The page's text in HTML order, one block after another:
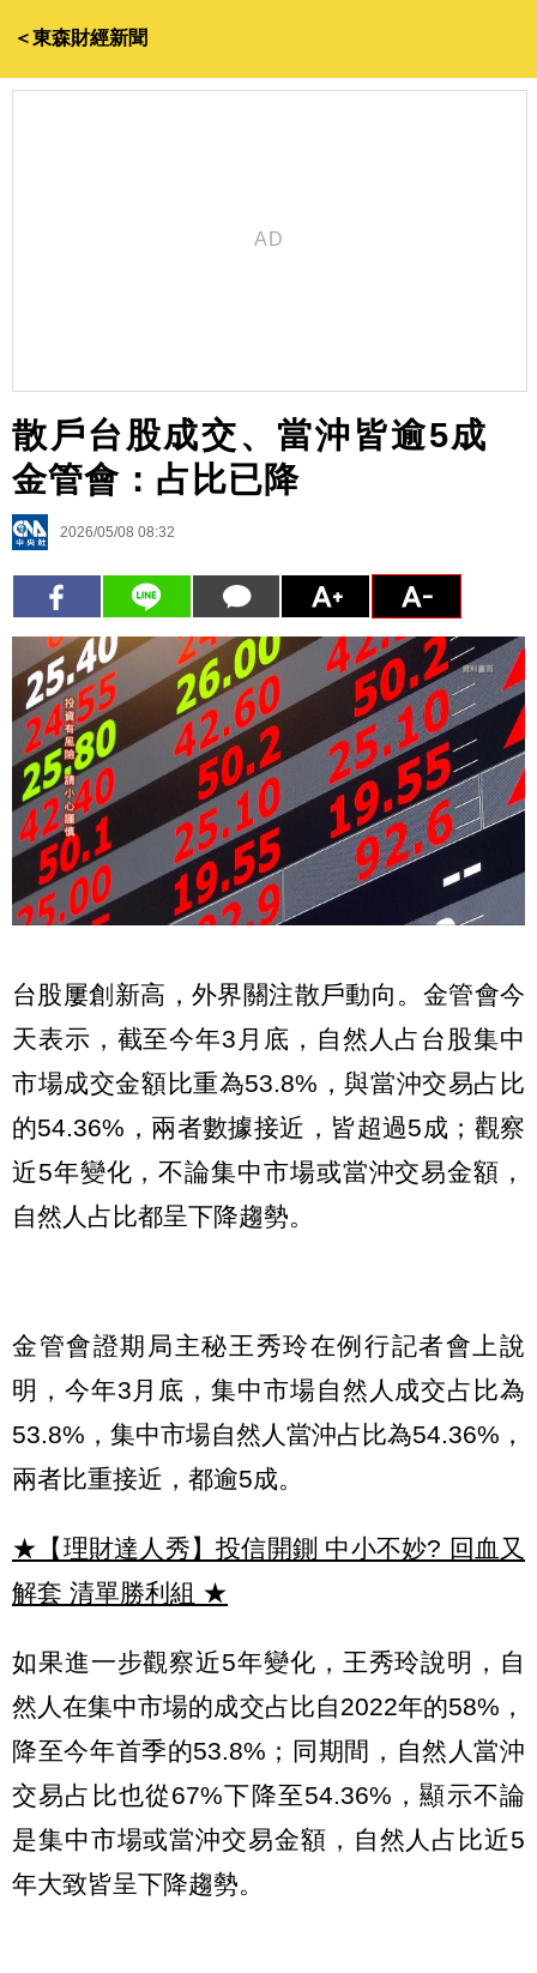
＜東森財經新聞
散戶台股成交、當沖皆逾5成
金管會：占比已降
2026/05/08 08:32
台股屢創新高，外界關注散戶動向。金管會今
天表示，截至今年3月底，自然人占台股集中
市場成交金額比重為53.8%，與當沖交易占比
的54.36%，兩者數據接近，皆超過5成；觀察
近5年變化，不論集中市場或當沖交易金額，
自然人占比都呈下降趨勢。
金管會證期局主秘王秀玲在例行記者會上說
明，今年3月底，集中市場自然人成交占比為
53.8%，集中市場自然人當沖占比為54.36%，
兩者比重接近，都逾5成。
★【理財達人秀】投信開鍘 中小不妙? 回血又
解套 清單勝利組 ★
如果進一步觀察近5年變化，王秀玲說明，自
然人在集中市場的成交占比自2022年的58%，
降至今年首季的53.8%；同期間，自然人當沖
交易占比也從67%下降至54.36%，顯示不論
是集中市場或當沖交易金額，自然人占比近5
年大致皆呈下降趨勢。